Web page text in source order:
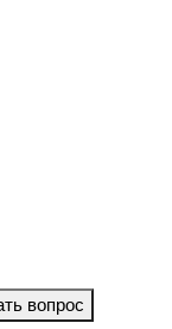
вопрос